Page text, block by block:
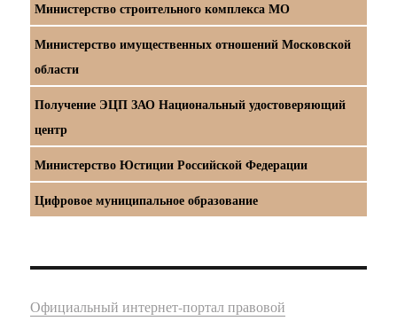
Министерство строительного комплекса МО
Министерство имущественных отношений Московской
области
Получение ЭЦП ЗАО Национальный удостоверяющий
центр
Министерство Юстиции Российской Федерации
Цифровое муниципальное образование
Официальный интернет-портал правовой